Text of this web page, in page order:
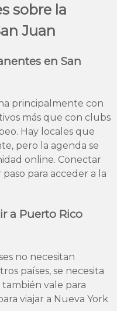
sobre la
Juan
en San
principalmente con
más que con clubs
Hay locales que
pero la agenda se
online. Conectar
para acceder a la
a Puerto Rico
no necesitan
países, se necesita
vale para
viajar a Nueva York